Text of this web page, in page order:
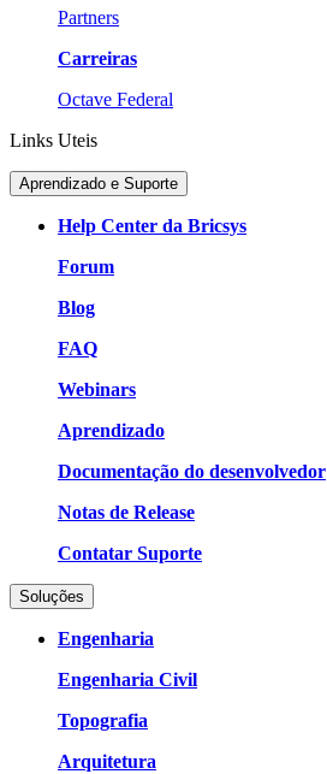
Partners
Carreiras
Octave Federal
Links Uteis
Aprendizado e Suporte
Help Center da Bricsys
Forum
Blog
FAQ
Webinars
Aprendizado
Documentação do desenvolvedor
Notas de Release
Contatar Suporte
Soluções
Engenharia
Engenharia Civil
Topografia
Arquitetura